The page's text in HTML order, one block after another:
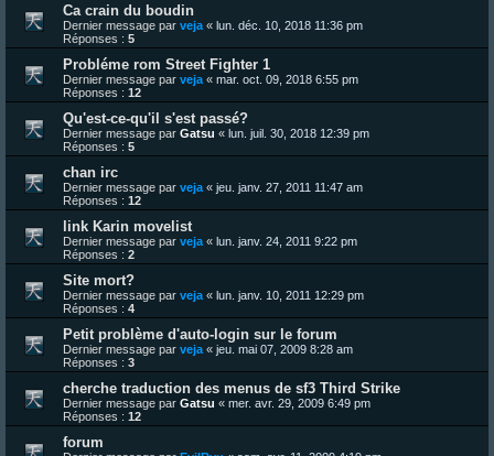
Ca crain du boudin
Dernier message par veja « lun. déc. 10, 2018 11:36 pm
Réponses : 5
Probléme rom Street Fighter 1
Dernier message par veja « mar. oct. 09, 2018 6:55 pm
Réponses : 12
Qu'est-ce-qu'il s'est passé?
Dernier message par Gatsu « lun. juil. 30, 2018 12:39 pm
Réponses : 5
chan irc
Dernier message par veja « jeu. janv. 27, 2011 11:47 am
Réponses : 12
link Karin movelist
Dernier message par veja « lun. janv. 24, 2011 9:22 pm
Réponses : 2
Site mort?
Dernier message par veja « lun. janv. 10, 2011 12:29 pm
Réponses : 4
Petit problème d'auto-login sur le forum
Dernier message par veja « jeu. mai 07, 2009 8:28 am
Réponses : 3
cherche traduction des menus de sf3 Third Strike
Dernier message par Gatsu « mer. avr. 29, 2009 6:49 pm
Réponses : 12
forum